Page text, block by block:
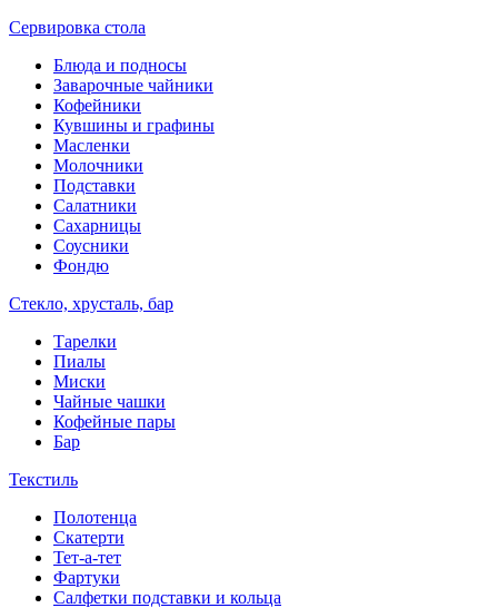
Сервировка стола
Блюда и подносы
Заварочные чайники
Кофейники
Кувшины и графины
Масленки
Молочники
Подставки
Салатники
Сахарницы
Соусники
Фондю
Стекло, хрусталь, бар
Тарелки
Пиалы
Миски
Чайные чашки
Кофейные пары
Бар
Текстиль
Полотенца
Скатерти
Тет-а-тет
Фартуки
Салфетки подставки и кольца